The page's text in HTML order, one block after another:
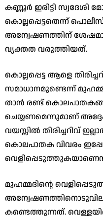
കണ്ണൂര്‍ ഇരിട്ടി
കൊല്ലപ്പെട്ടതെന്ന്
അന്വേഷണത്തിന്
വ്യക്തത വരുത്തിയത്.
കൊല്ലപ്പെട്ട ആളെ
സമാധാനമുണ്ടെന്ന്
താന്‍ രണ്ട്
ചെയ്യണമെന്നുമാണ്
വയസ്സില്‍ തിരിച്ചറിവ്
കൊലപാതക വിവരം
മുഹമ്മദിന്റെ
കണ്ടെത്തുന്നത്.